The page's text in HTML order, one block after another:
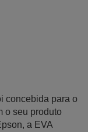
concebida para o
o seu produto
a EVA